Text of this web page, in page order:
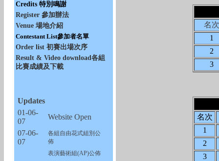
Credits 特別鳴謝
Register 參加辦法
Venue 場地介紹
Contestant List參加者名單
Order list 初賽出場次序
Result & Video download各組
比賽成績及下載
Updates
01-06-
07
Website Open
07-06-
07
各組自由花式組別公
佈
表演藝術組(AP)公佈
名次
1
2
3
名次
1
2
3